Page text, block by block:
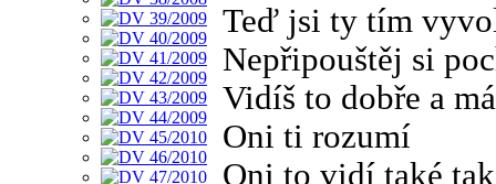
Teď jsi ty tím
Nepřipouštěj si
Vidíš to dobře a
Oni ti rozumí
Oni to vidí také tak